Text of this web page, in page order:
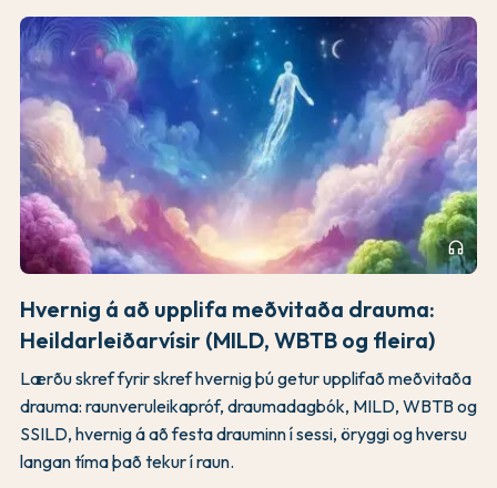
headphones
Hvernig á að upplifa meðvitaða drauma:
Heildarleiðarvísir (MILD, WBTB og fleira)
Lærðu skref fyrir skref hvernig þú getur upplifað meðvitaða
drauma: raunveruleikapróf, draumadagbók, MILD, WBTB og
SSILD, hvernig á að festa drauminn í sessi, öryggi og hversu
langan tíma það tekur í raun.